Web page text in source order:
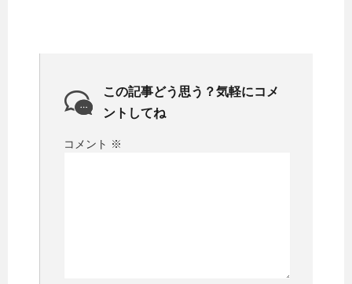
この記事どう思う？気軽にコメ
ントしてね
コメント ※